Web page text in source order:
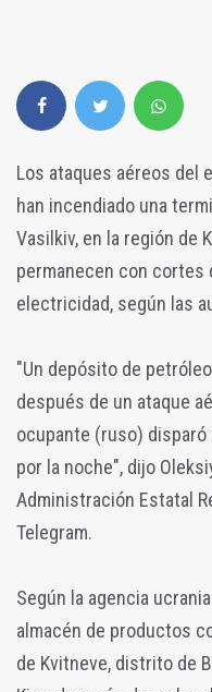
Los ataques aéreos del
han incendiado una
Vasilkiv, en la región de
permanecen con cortes
electricidad, según las
"Un depósito de
después de un ataque
ocupante (ruso)
por la noche", dijo
Administración Estatal
Telegram.
Según la agencia
almacén de productos
de Kvitneve, distrito de